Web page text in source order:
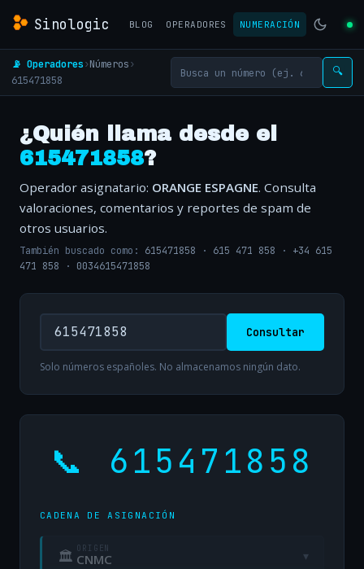
Sinologic BLOG OPERADORES NUMERACIÓN
📡 Operadores›Números›
615471858
🔍
¿Quién llama desde el
615471858?
Operador asignatario: ORANGE ESPAGNE. Consulta
valoraciones, comentarios y reportes de spam de
otros usuarios.
También buscado como: 615471858 · 615 471 858 · +34 615
471 858 · 0034615471858
Consultar
Solo números españoles. No almacenamos ningún dato.
📞 615471858
CADENA DE ASIGNACIÓN
🏛 ORIGEN
CNMC ▾